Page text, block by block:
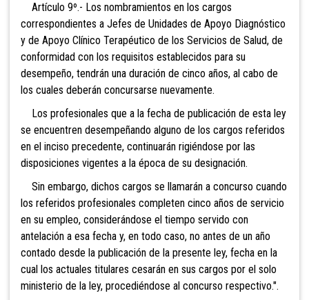
Artículo 9º.- Los nombramientos en los cargos
correspondientes a Jefes de Unidades de Apoyo Diagnóstico
y de Apoyo Clínico Terapéutico de los Servicios de Salud, de
conformidad con los requisitos establecidos para su
desempeño, tendrán una duración de cinco años, al cabo de
los cuales deberán concursarse nuevamente.
Los profesionales que a la fecha de publicación de esta ley
se encuentren desempeñando alguno de los cargos referidos
en el inciso precedente, continuarán rigiéndose por las
disposiciones vigentes a la época de su designación.
Sin embargo, dichos cargos se llamarán a concurso cuando
los referidos profesionales completen cinco años de servicio
en su empleo, considerándose el tiempo servido con
antelación a esa fecha y, en todo caso, no antes de un año
contado desde la publicación de la presente ley, fecha en la
cual los actuales titulares cesarán en sus cargos por el solo
ministerio de la ley, procediéndose al concurso respectivo.".